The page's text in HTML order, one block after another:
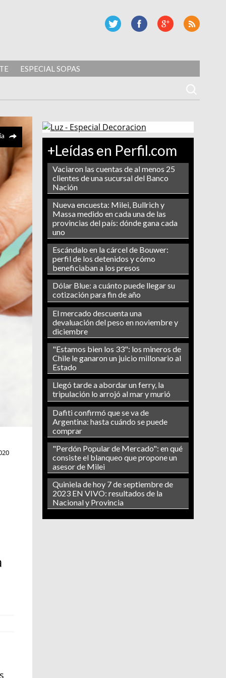
ESPECIAL SOPAS
+Leídas en Perfil.com
Vaciaron las cuentas de al menos 25
clientes de una sucursal del Banco
Nación
Nueva encuesta: Milei, Bullrich y
Massa medido en cada una de las
provincias del país: dónde gana cada
uno
Escándalo en la cárcel de Bouwer:
perfil de los detenidos y cómo
beneficiaban a los presos
Dólar Blue: a cuánto puede llegar su
cotización para fin de año
El mercado descuenta una
devaluación del peso en noviembre y
diciembre
"Estamos bien los 33": los mineros de
Chile le ganaron un juicio millonario al
Estado
Llegó tarde a abordar un ferry, la
tripulación lo arrojó al mar y murió
Dafiti confirmó que se va de
Argentina: hasta cuándo se puede
comprar
"Perdón Popular de Mercado": en qué
consiste el blanqueo que propone un
asesor de Milei
Quiniela de hoy 7 de septiembre de
2023 EN VIVO: resultados de la
Nacional y Provincia